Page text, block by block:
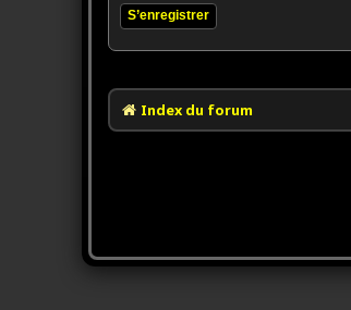
S’enregistrer
Index du forum